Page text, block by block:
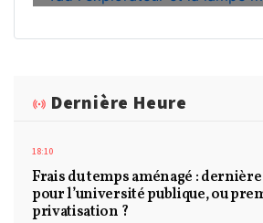
Dernière Heure
18:10
Frais du temps aménagé :
pour l’université publique, ou
privatisation ?